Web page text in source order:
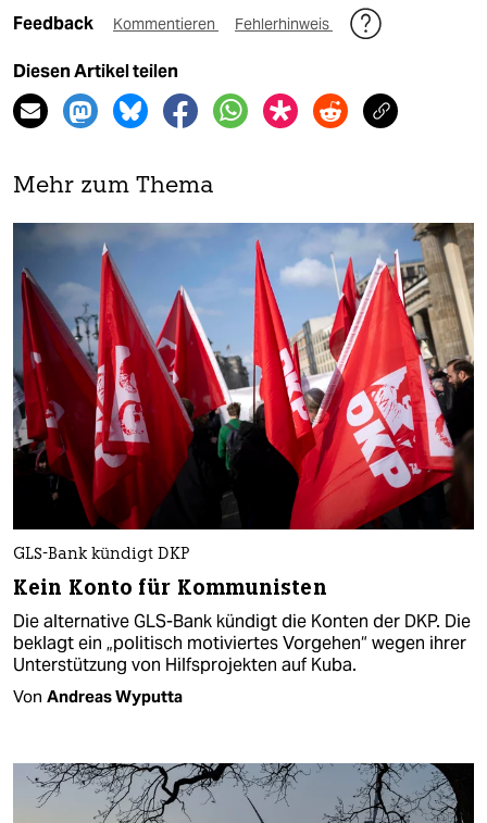
Feedback Kommentieren Fehlerhinweis
Diesen Artikel teilen
Mehr zum Thema
GLS-Bank kündigt DKP
Kein Konto für Kommunisten
Die alternative GLS-Bank kündigt die Konten der DKP. Die
beklagt ein „politisch motiviertes Vorgehen“ wegen ihrer
Unterstützung von Hilfsprojekten auf Kuba.
Von Andreas Wyputta